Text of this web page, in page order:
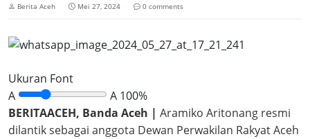
Berita Aceh Mei 27, 2024 0 comments
Ukuran Font
A
A 100%
BERITAACEH, Banda Aceh | Aramiko Aritonang resmi
dilantik sebagai anggota Dewan Perwakilan Rakyat Aceh